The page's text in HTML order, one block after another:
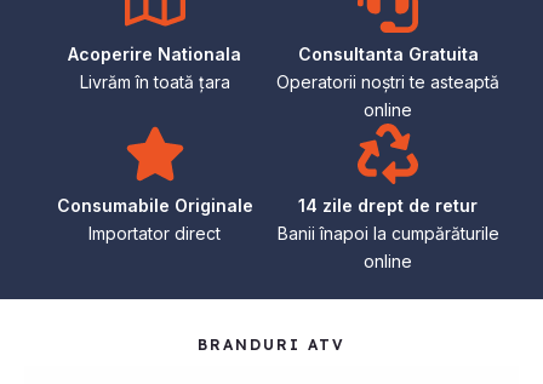
Acoperire Nationala
Livrăm în toată țara
Consultanta Gratuita
Operatorii noștri te asteaptă
online
Consumabile Originale
Importator direct
14 zile drept de retur
Banii înapoi la cumpărăturile
online
BRANDURI ATV